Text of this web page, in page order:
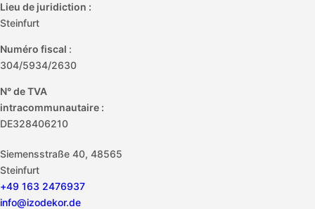
Lieu de juridiction :
Steinfurt
Numéro fiscal :
304/5934/2630
N° de TVA
intracommunautaire :
DE328406210
Siemensstraße 40, 48565
Steinfurt
+49 163 2476937
info@izodekor.de